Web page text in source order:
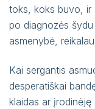
toks, koks buvo, ir
po diagnozės
asmenybė,
Kai sergantis
desperatiškai
klaidas ar